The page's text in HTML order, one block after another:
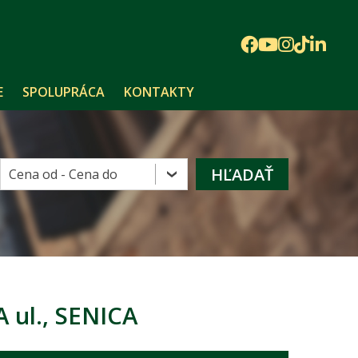
SPOLUPRÁCA KONTAKTY
ul., SENICA